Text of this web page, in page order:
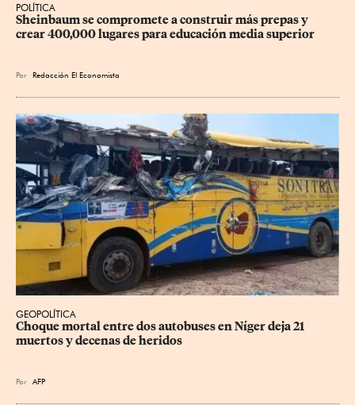
POLÍTICA
Sheinbaum se compromete a construir más prepas y
crear 400,000 lugares para educación media superior
Por Redacción El Economista
GEOPOLÍTICA
Choque mortal entre dos autobuses en Níger deja 21
muertos y decenas de heridos
Por AFP